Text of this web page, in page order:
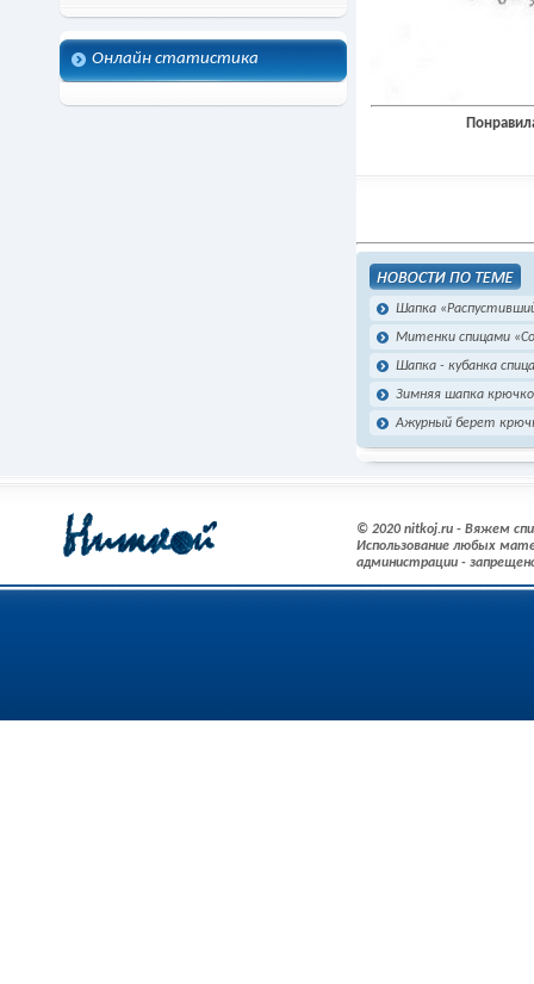
Онлайн статистика
Шапка
Митенки спицами
Шапка - кубанка
Зимняя шапка
Ажурный берет
© 2020 nitkoj.ru - Вяжем
Использование любых
администрации -